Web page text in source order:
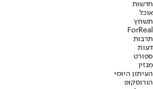
חדשות
אוכל
תשחץ
ForReal
תרבות
דעות
ספורט
מגזין
העיתון היומי
הורוסקופ